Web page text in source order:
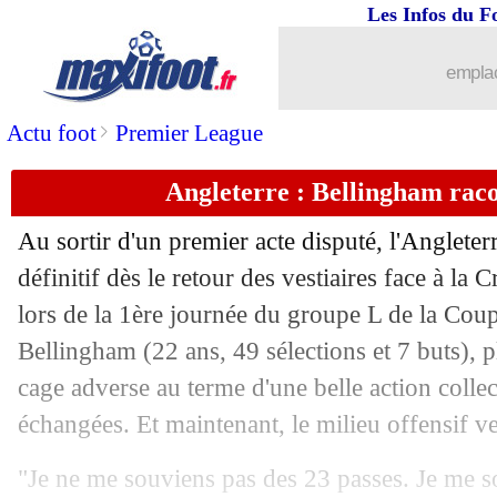
Actu foot> Premier League
Les Infos du
Angleterre : Bellingham
Au sortir d'un premier acte disputé,
définitif dès le retour des vestiaires face à la
lors de la 1ère journée du groupe L de la
Bellingham (22 ans, 49 sélections et 7 buts),
cage adverse au terme d'une belle action
échangées. Et maintenant, le milieu offensif
"Je ne me souviens pas des 23 passes. Je me
: le record en CdM, Giroud croit
18/06 Côte d'Ivoire: Wahi, le communiqué
18/06 USA: Pochettino rêve du titre
Portugal: Martinez se défend pour
18/06 Chelsea: le Real pense à Fernandez,
18/06 EdF: Mbappé vise déjà le sacre
18/06 Angleterre: Kane proche d'un sacré
18/06 Real : Konaté a bien signé ! (officiel)